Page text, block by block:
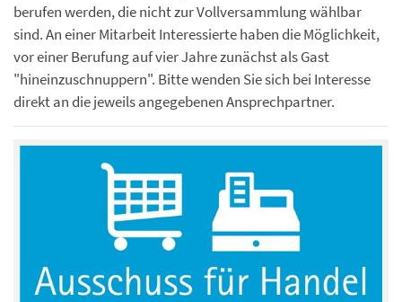
berufen werden, die nicht zur Vollversammlung wählbar
sind. An einer Mitarbeit Interessierte haben die Möglichkeit,
vor einer Berufung auf vier Jahre zunächst als Gast
"hineinzuschnuppern". Bitte wenden Sie sich bei Interesse
direkt an die jeweils angegebenen Ansprechpartner.